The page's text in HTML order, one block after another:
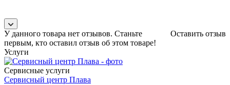
Оставить отзыв
У данного товара нет отзывов. Станьте
первым, кто оставил отзыв об этом товаре!
Услуги
Сервисные услуги
Сервисный центр Плава